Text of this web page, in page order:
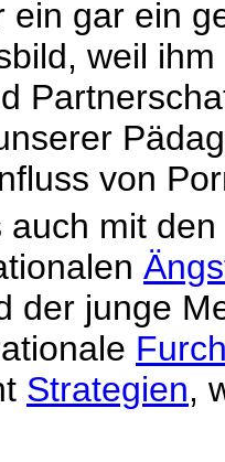
ein gar ein
weil
von
auch mit den
der junge
Strategien,